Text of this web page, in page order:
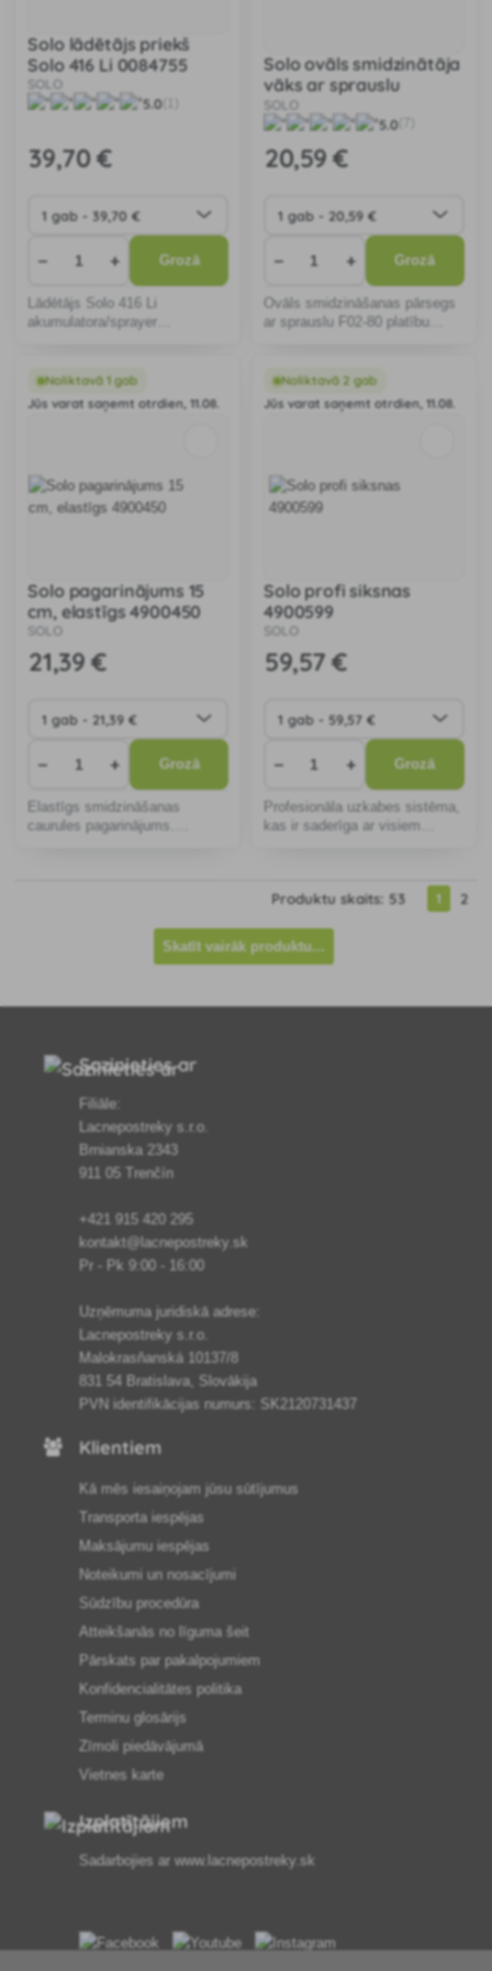
Solo lādētājs priekš
Solo 416 Li 0084755
SOLO
5.0(1)
39,70 €
− + Grozā
Lādētājs Solo 416 Li
akumulatora/sprayer
Solo ovāls smidzinātāja
vāks ar sprauslu
4900430
SOLO
5.0
20,59 €
− + Grozā
Ovāls smidzināšanas pārsegs
ar sprauslu F02-80 platību
Novērš smalko pilienu aiznesi,
nosaka smidzināšanas
diapazonu. Svarīgi, smidzino
Noliktavā 1 gab
Jūs varat saņemt otrdien, 11.08.
Solo pagarinājums 15
cm, elastīgs 4900450
SOLO
21,39 €
− + Grozā
Elastīgs smidzināšanas
caurules pagarinājums.
Noliktavā 2 gab
Jūs varat saņemt otrdien, 11.08.
Solo profi siksnas
4900599
SOLO
59,57 €
− + Grozā
Profesionāla uzkabes sistēma,
kas ir saderīga ar visiem
(CLASSIC / COMFORT / PRO)
Produktu skaits: 53 1 2
Skatīt vairāk produktu...
Sazinieties ar
Filiāle:
Lacnepostreky s.r.o.
Brnianska 2343
911 05 Trenčín
+421 915 420 295
kontakt@lacnepostreky.sk
Pr - Pk 9:00 - 16:00
Uzņēmuma juridiskā adrese:
Lacnepostreky s.r.o.
Malokrasňanská 10137/8
831 54 Bratislava, Slovākija
PVN identifikācijas numurs: SK2120731437
Klientiem
Kā mēs iesaiņojam jūsu sūtījumus
Transporta iespējas
Maksājumu iespējas
Noteikumi un nosacījumi
Sūdzību procedūra
Atteikšanās no līguma šeit
Pārskats par pakalpojumiem
Konfidencialitātes politika
Terminu glosārijs
Zīmoli piedāvājumā
Vietnes karte
Izplatītājiem
Sadarbojies ar www.lacnepostreky.sk